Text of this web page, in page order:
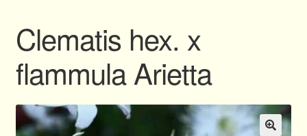
New catalog online 2025
Contact
Dates
Clematis hex. x
flammula Arietta